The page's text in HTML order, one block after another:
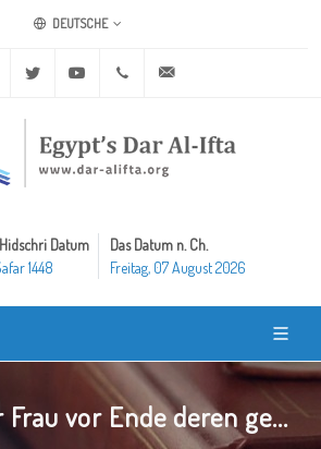
DEUTSCHE
Facebook Twitter Youtube +20 2 25970400
Datum
1448
Das Datum n. Ch.
Freitag, 07 August 2026
Frau vor Ende deren ge...